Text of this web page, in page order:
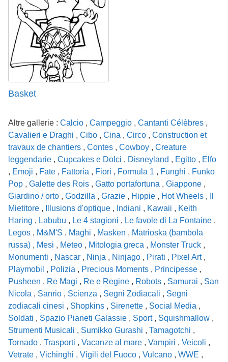
Basket
Altre gallerie : Calcio , Campeggio , Cantanti Célèbres ,
Cavalieri e Draghi , Cibo , Cina , Circo , Construction et
travaux de chantiers , Contes , Cowboy , Creature
leggendarie , Cupcakes e Dolci , Disneyland , Egitto , Elfo
, Emoji , Fate , Fattoria , Fiori , Formula 1 , Funghi , Funko
Pop , Galette des Rois , Gatto portafortuna , Giappone ,
Giardino / orto , Godzilla , Grazie , Hippie , Hot Wheels ,
Mietitore , Illusions d'optique , Indiani , Kawaii , Keith
Haring , Labubu , Le 4 stagioni , Le favole di La Fontaine ,
Legos , M&M'S , Maghi , Masken , Matrioska (bambola
russa) , Mesi , Meteo , Mitologia greca , Monster Truck ,
Monumenti , Nascar , Ninja , Ninjago , Pirati , Pixel Art ,
Playmobil , Polizia , Precious Moments , Principesse ,
Pusheen , Re Magi , Re e Regine , Robots , Samurai , San
Nicola , Sanrio , Scienza , Segni Zodiacali , Segni
zodiacali cinesi , Shopkins , Sirenette , Social Media ,
Soldati , Spazio Pianeti Galassie , Sport , Squishmallow ,
Strumenti Musicali , Sumikko Gurashi , Tamagotchi ,
Tornado , Trasporti , Vacanze al mare , Vampiri , Veicoli ,
Vetrate , Vichinghi , Vigili del Fuoco , Vulcano , WWE ,